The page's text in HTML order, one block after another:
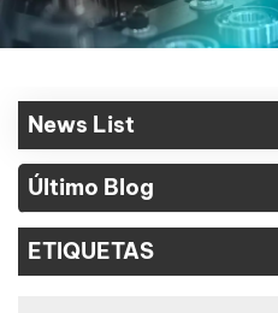
News List
Último Blog
ETIQUETAS